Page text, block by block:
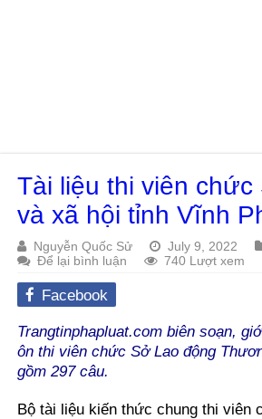
Tài liệu thi viên
và xã hội tỉnh Vĩnh
Nguyễn Quốc Sử July 9, 2022
Để lại bình luận
740 Lượt xem
Facebook
Trangtinphapluat.com biên soạn,
ôn thi viên chức Sở Lao động
gồm 297 câu.
Bộ tài liệu kiến thức chung thi viên